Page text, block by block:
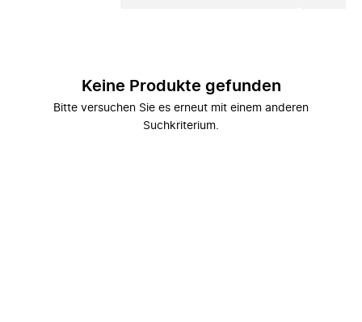
Keine Produkte gefunden
Bitte versuchen Sie es erneut mit einem anderen
Suchkriterium.